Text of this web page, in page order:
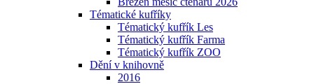
Tématické kufříky
Tématický kufřík Les
Tématický kufřík Farma
Tématický kufřík ZOO
Dění v knihovně
2016